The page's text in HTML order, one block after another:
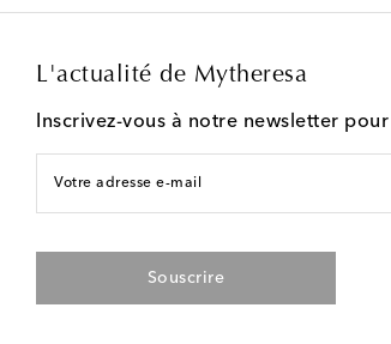
L'actualité de Mytheresa
Inscrivez-vous à notre newsletter
Votre adresse e-mail
Souscrire